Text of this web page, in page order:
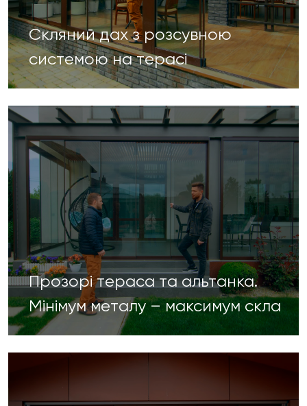
Скляний дах з розсувною
системою на терасі
Прозорі тераса та альтанка.
Мінімум металу – максимум скла